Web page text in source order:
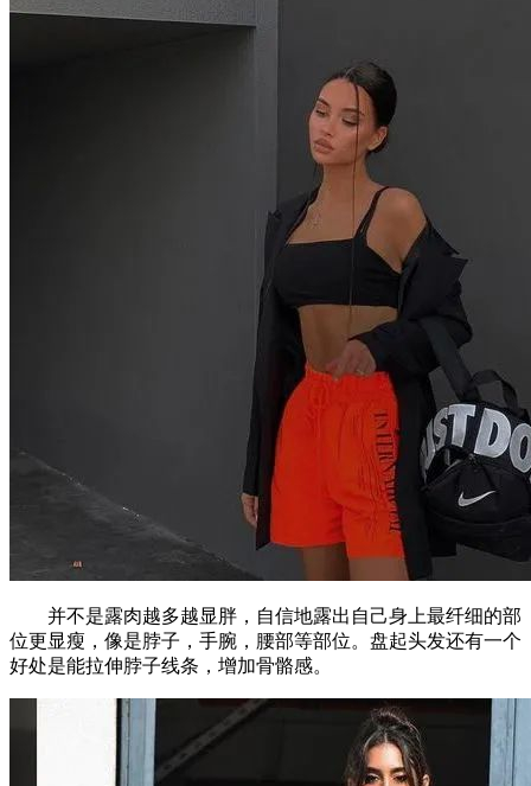
并不是露肉越多越显胖，自信地露出自己身上最纤细的部
位更显瘦，像是脖子，手腕，腰部等部位。盘起头发还有一个
好处是能拉伸脖子线条，增加骨骼感。